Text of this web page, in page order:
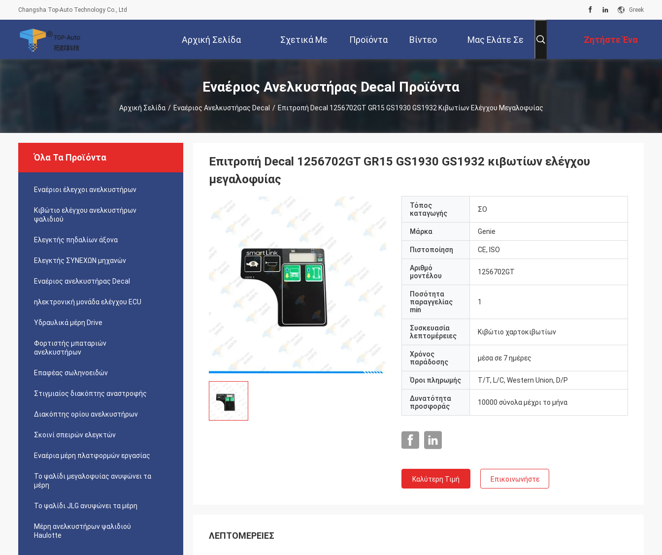
Changsha Top-Auto Technology Co., Ltd Greek
Αρχική Σελίδα Σχετικά Με Προϊόντα Βίντεο Μας Ελάτε Σε Ζητήστε Ένα
Απόσπασμα
Εναέριος Ανελκυστήρας Decal Προϊόντα
Αρχική Σελίδα / Εναέριος Ανελκυστήρας Decal / Επιτροπή Decal 1256702GT GR15 GS1930 GS1932 Κιβωτίων Ελέγχου Μεγαλοφυίας
Όλα Τα Προϊόντα
Εναέριοι έλεγχοι ανελκυστήρων
Κιβώτιο ελέγχου ανελκυστήρων
ψαλιδιού
Ελεγκτής πηδαλίων άξονα
Ελεγκτής ΣΥΝΕΧΩΝ μηχανών
Εναέριος ανελκυστήρας Decal
ηλεκτρονική μονάδα ελέγχου ECU
Υδραυλικά μέρη Drive
Φορτιστής μπαταριών
ανελκυστήρων
Επαφέας σωληνοειδών
Στιγμιαίος διακόπτης αναστροφής
Διακόπτης ορίου ανελκυστήρων
Σκοινί σπειρών ελεγκτών
Εναέρια μέρη πλατφορμών εργασίας
Το ψαλίδι μεγαλοφυίας ανυψώνει τα
μέρη
Το ψαλίδι JLG ανυψώνει τα μέρη
Μέρη ανελκυστήρων ψαλιδιού
Haulotte
Επιτροπή Decal 1256702GT GR15 GS1930 GS1932 κιβωτίων ελέγχου
μεγαλοφυίας
Τόπος
καταγωγής
ΣΟ
Μάρκα Genie
Πιστοποίηση CE, ISO
Αριθμό
μοντέλου
1256702GT
Ποσότητα
παραγγελίας
min
1
Συσκευασία
λεπτομέρειες
Κιβώτιο χαρτοκιβωτίων
Χρόνος
παράδοσης
μέσα σε 7 ημέρες
Όροι πληρωμής T/T, L/C, Western Union, D/P
Δυνατότητα
προσφοράς
10000 σύνολα μέχρι το μήνα
Καλύτερη Τιμή Επικοινωνήστε
ΛΕΠΤΟΜΈΡΕΙΕΣ